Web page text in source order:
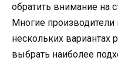
обратить внимание на
Многие
нескольких вариантах
выбрать наиболее